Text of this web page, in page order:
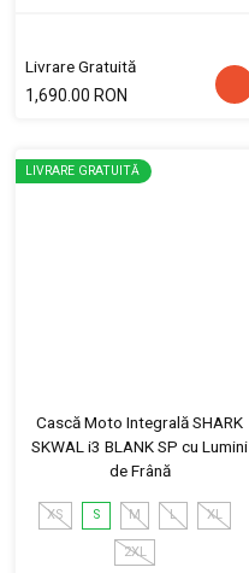
Livrare Gratuită
1,690.00 RON
LIVRARE GRATUITĂ
Cască Moto Integrală SHARK
SKWAL i3 BLANK SP cu Lumini
de Frână
XS S M L XL
2XL